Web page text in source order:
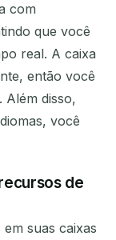
com
que você
real. A caixa
então você
Além disso,
você
de
suas caixas